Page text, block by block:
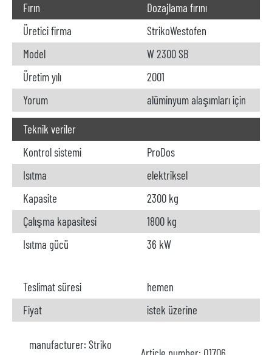
Fırın
Dozajlama fırını
Üretici firma
StrikoWestofen
Model
W 2300 SB
Üretim yılı
2001
Yorum
alüminyum alaşımları için
Teknik veriler
Kontrol sistemi
ProDos
Isıtma
elektriksel
Kapasite
2300 kg
Çalışma kapasitesi
1800 kg
Isıtma gücü
36 kW
Teslimat süresi
hemen
Fiyat
istek üzerine
manufacturer: Striko